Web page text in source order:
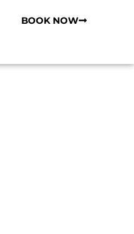
BOOK NOW